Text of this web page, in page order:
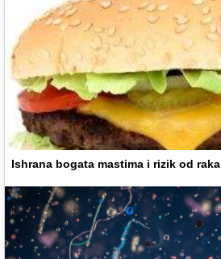
Ishrana bogata mastima i rizik od raka